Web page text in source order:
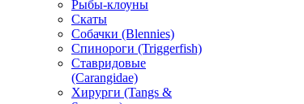
Рыбы-клоуны
Скаты
Собачки (Blennies)
Спинороги (Triggerfish)
Ставридовые
(Carangidae)
Хирурги (Tangs &